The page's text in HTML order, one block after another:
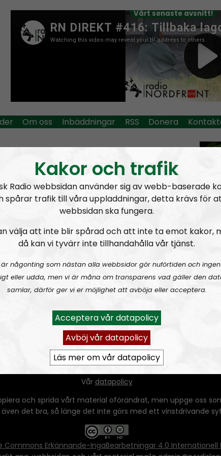
Vårt senaste avsnitt!
Om oss Inbäddningar RSS Donera
Nordfront Mer än ord Opråb
Tag:Lysekil
Ansvarig utgivare:Vera Oredsson
Vår datapolicy
och sprida vårt material oförändrat, men uppge oss
det bra, så länge det inte görs med ett vinstdrivande
Commons Erkännande-IngaBearbetningar 4.0 Internationell
Kakor och trafik
Radio webbsidan använder sig av webb-baserade
spårar trafik till våra uppladdningar, detta krävs för
webbsidan ska fungera.
välja att inte blir spårad och att inte ta emot kakor,
då kan vi tyvärr inte tillhandahålla vår tjänst.
någonting som nästan alla webbsidor gör nuförtiden och
eller udda, men vi är måna om transparens vad gäller den
samlar, därför ger vi er möjlighet att avböja eller acceptera.
Acceptera vår datapolicy
Avböj vår datapolicy
Läs mer om vår datapolicy